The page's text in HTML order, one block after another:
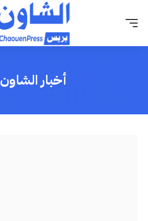
أخبار الشاون